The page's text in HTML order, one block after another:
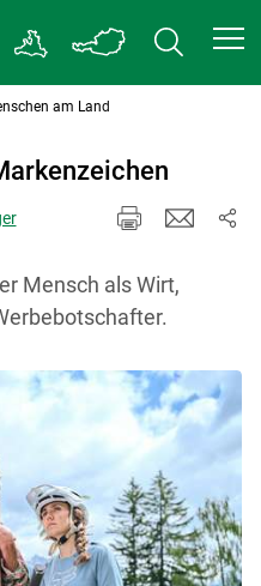
am Land
Mensch als Wirt,